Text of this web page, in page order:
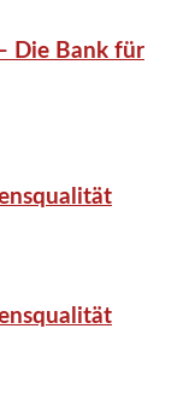
Die Bank für